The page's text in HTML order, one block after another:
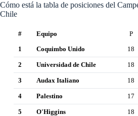
Cómo está la tabla de posiciones del
Chile
# Equipo P
1
Coquimbo Unido 18
2 Universidad de Chile 18
3 Audax Italiano 18
4 Palestino 17
5 O'Higgins 18